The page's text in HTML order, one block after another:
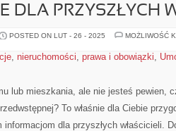
DLA PRZYSZŁYCH
POSTED ON LUT - 26 - 2025
MOŻLIWOŚĆ
, nieruchomości, prawa i obowiązki,
lub ⁢mieszkania, ale nie ⁤jesteś ⁤pewien,
To właśnie dla Ciebie
dla przyszłych właścicieli.